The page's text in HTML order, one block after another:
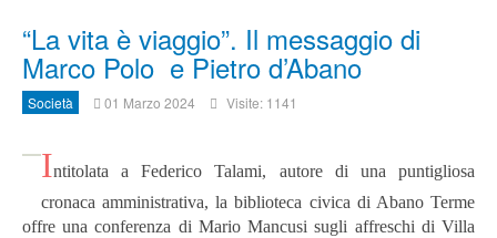
“La vita è viaggio”. Il messaggio di
Marco Polo e Pietro d’Abano
Società 01 Marzo 2024 Visite: 1141
Intitolata a Federico Talami, autore di una puntigliosa
cronaca amministrativa, la biblioteca civica di Abano Terme
offre una conferenza di Mario Mancusi sugli affreschi di Villa